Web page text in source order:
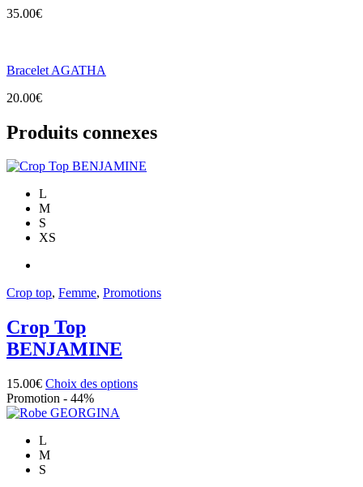
35.00€
Bracelet AGATHA
20.00€
Produits connexes
L
M
S
XS
Crop top, Femme, Promotions
Crop Top
BENJAMINE
15.00€ Choix des optionsCe
Promotion - 44%
L
M
S